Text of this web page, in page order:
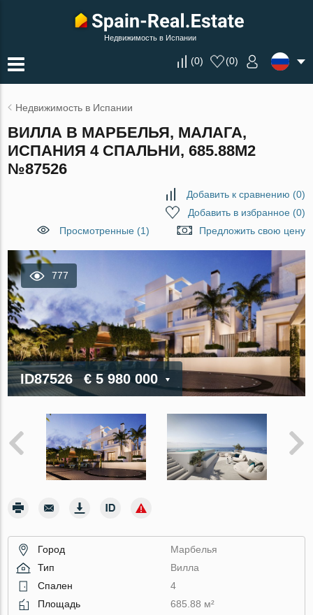
Недвижимость в Испании
(0) (0)
Недвижимость в Испании
ВИЛЛА В МАРБЕЛЬЯ, МАЛАГА,
ИСПАНИЯ 4 СПАЛЬНИ, 685.88М2
№87526
Добавить к сравнению (0)
Добавить в избранное(0)
Просмотренные (1)
Предложить свою цену
777
ID87526 € 5 980 000
Город
Марбелья
Тип
Вилла
Спален
4
Площадь
685.88 м²